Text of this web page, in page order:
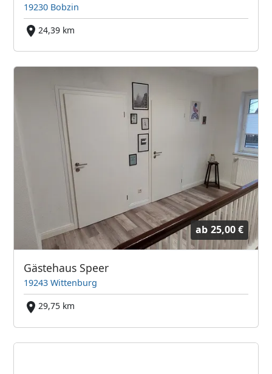
19230 Bobzin
24,39 km
ab 25,00 €
Gästehaus Speer
19243 Wittenburg
29,75 km